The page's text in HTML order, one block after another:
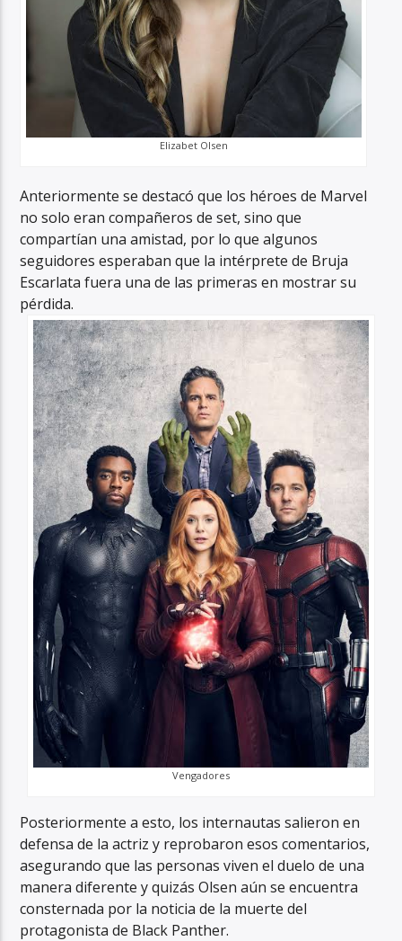
Elizabet Olsen
Anteriormente se destacó que los héroes de Marvel
no solo eran compañeros de set, sino que
compartían una amistad, por lo que algunos
seguidores esperaban que la intérprete de Bruja
Escarlata fuera una de las primeras en mostrar su
pérdida.
Vengadores
Posteriormente a esto, los internautas salieron en
defensa de la actriz y reprobaron esos comentarios,
asegurando que las personas viven el duelo de una
manera diferente y quizás Olsen aún se encuentra
consternada por la noticia de la muerte del
protagonista de Black Panther.